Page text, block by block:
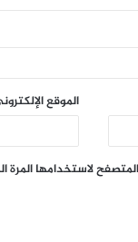
الموقع
لاستخدامها